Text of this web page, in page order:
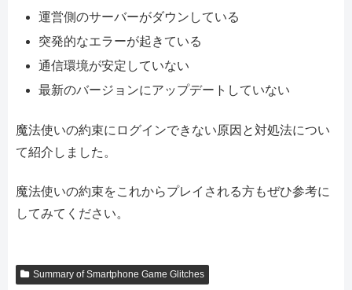
運営側のサーバーがダウンしている
突発的なエラーが起きている
通信環境が安定していない
最新のバージョンにアップデートしていない
魔法使いの約束にログインできない原因と対処法につい
て紹介しました。
魔法使いの約束をこれからプレイされる方もぜひ参考に
してみてください。
Summary of Smartphone Game Glitches